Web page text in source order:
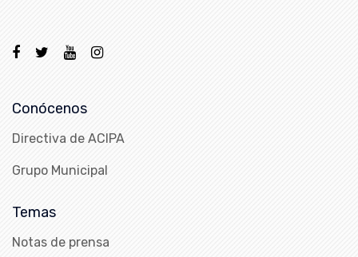
Conócenos
Directiva de ACIPA
Grupo Municipal
Temas
Notas de prensa